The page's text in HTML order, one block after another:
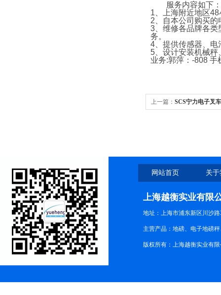
服务内容如下：
1 、上海附近地区48
2 、自本公司购买
3 、维修各品牌各
务。
4 、提供传感器、
5 、设计安装机械
业务:郭萍： -808 手
上一篇： SCS宁力电子叉
网站首页 关
上海越衡实业有限
地址：上海市浦东新区川沙路
主营产品：地磅、电子地磅
版权所有：上海越衡实业有